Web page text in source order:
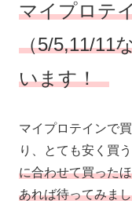
マイプロテ
（5/5,11/11
います！
マイプロテインで
り、とても安く買
に合わせて買った
あれば待ってみま